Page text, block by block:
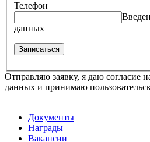
Телефон
данных
Отправляю заявку, я даю согласие
данных и принимаю
Документы
Награды
Вакансии